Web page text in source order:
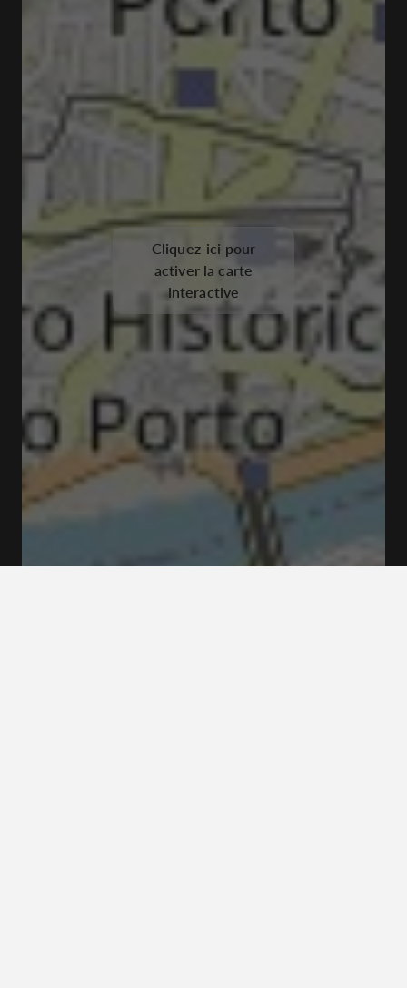
Praça Gen. Humberto Delgado, 4000-407 Porto,
Portugal
Cliquez-ici pour
activer la carte
interactive